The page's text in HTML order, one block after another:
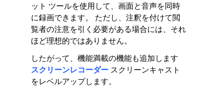
ット ツールを使用して、画面と音声を同時
に録画できます。 ただし、注釈を付けて閲
覧者の注意を引く必要がある場合には、それ
ほど理想的ではありません。
したがって、機能満載の機能も追加します
スクリーンレコーダー スクリーンキャスト
をレベルアップします。